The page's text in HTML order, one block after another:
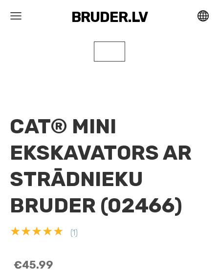
BRUDER.LV
CAT® MINI
EKSKAVATORS AR
STRĀDNIEKU
BRUDER (02466)
★★★★★ (1)
€45.99